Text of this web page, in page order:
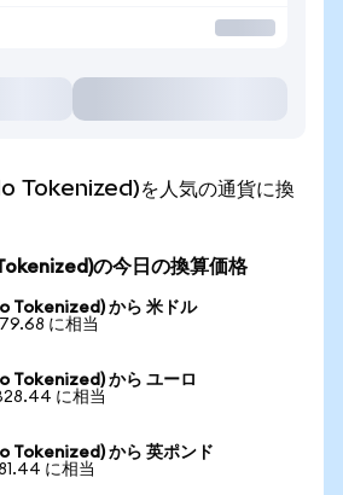
を人気の通貨に換
の今日の換算価格
Tokenized) から 米ドル
に相当
Tokenized) から ユーロ
に相当
Tokenized) から 英ポンド
に相当